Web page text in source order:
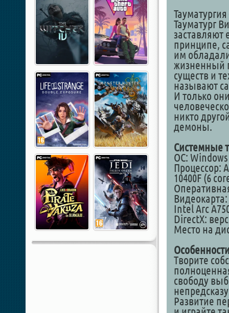
Тауматург
заставляют
принципе,
им
жизненный
существ и
называют
И только
никто
демоны.
Системные
ОС:
Процессор:
10400F (6
Видеокарта:
Intel Arc
DirectX:
Место на
Творите
свободу
Развитие